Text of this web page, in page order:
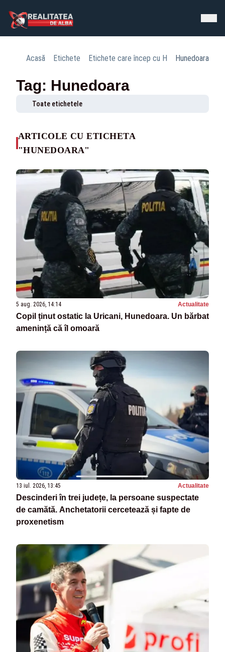
Acasă Etichete Etichete care încep cu H Hunedoara
Tag: Hunedoara
Toate etichetele
ARTICOLE CU ETICHETA
"HUNEDOARA"
5 aug. 2026, 14:14 Actualitate
Copil ținut ostatic la Uricani, Hunedoara. Un bărbat
amenință că îl omoară
13 iul. 2026, 13:45 Actualitate
Descinderi în trei județe, la persoane suspectate
de camătă. Anchetatorii cercetează și fapte de
proxenetism